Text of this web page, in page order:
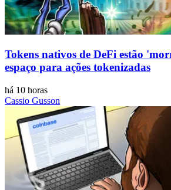
Tokens nativos de DeFi estão
espaço para ações tokenizadas
há 10 horas
Cassio Gusson